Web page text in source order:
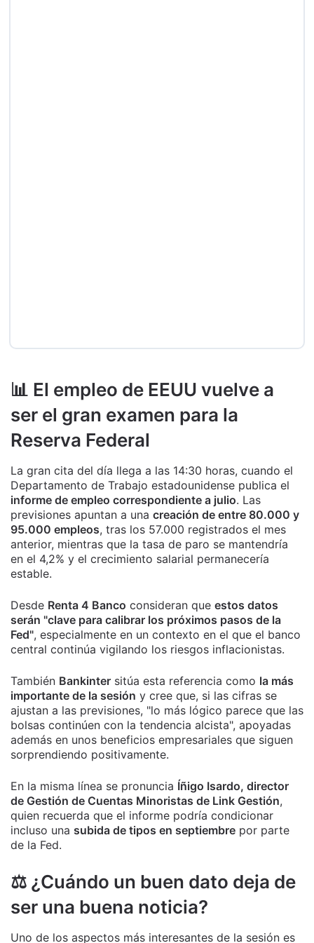
📊 El empleo de EEUU vuelve a
ser el gran examen para la
Reserva Federal
La gran cita del día llega a las 14:30 horas, cuando el
Departamento de Trabajo estadounidense publica el
informe de empleo correspondiente a julio. Las
previsiones apuntan a una creación de entre 80.000 y
95.000 empleos, tras los 57.000 registrados el mes
anterior, mientras que la tasa de paro se mantendría
en el 4,2% y el crecimiento salarial permanecería
estable.
Desde Renta 4 Banco consideran que estos datos
serán "clave para calibrar los próximos pasos de la
Fed", especialmente en un contexto en el que el banco
central continúa vigilando los riesgos inflacionistas.
También Bankinter sitúa esta referencia como la más
importante de la sesión y cree que, si las cifras se
ajustan a las previsiones, "lo más lógico parece que las
bolsas continúen con la tendencia alcista", apoyadas
además en unos beneficios empresariales que siguen
sorprendiendo positivamente.
En la misma línea se pronuncia Íñigo Isardo, director
de Gestión de Cuentas Minoristas de Link Gestión,
quien recuerda que el informe podría condicionar
incluso una subida de tipos en septiembre por parte
de la Fed.
⚖️ ¿Cuándo un buen dato deja de
ser una buena noticia?
Uno de los aspectos más interesantes de la sesión es